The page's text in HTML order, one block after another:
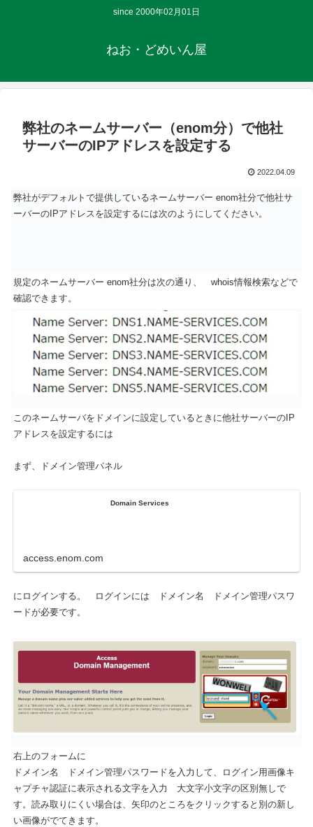
since 2000年02月01日
ねお・どめいん屋
弊社のネームサーバー（enom分）で他社
サーバーのIPアドレスを設定する
2022.04.09
弊社がデフォルトで提供しているネームサーバー enom社分で他社サ
ーバーのIPアドレスを設定するには次のようにしてください。
規定のネームサーバー enom社分は次の通り、 whois情報検索などで
確認できます。
このネームサーバをドメインに設定しているときに他社サーバーのIP
アドレスを設定するには
まず、ドメイン管理パネル
Domain Services
access.enom.com
にログインする。 ログインには ドメイン名 ドメイン管理パスワ
ードが必要です。
右上のフォームに
ドメイン名 ドメイン管理パスワードを入力して、ログイン用画像キ
ャプチャ認証に表示される文字を入力 大文字小文字の区別無しで
す。読み取りにくい場合は、矢印のところをクリックすると別の新し
い画像がでてきます。